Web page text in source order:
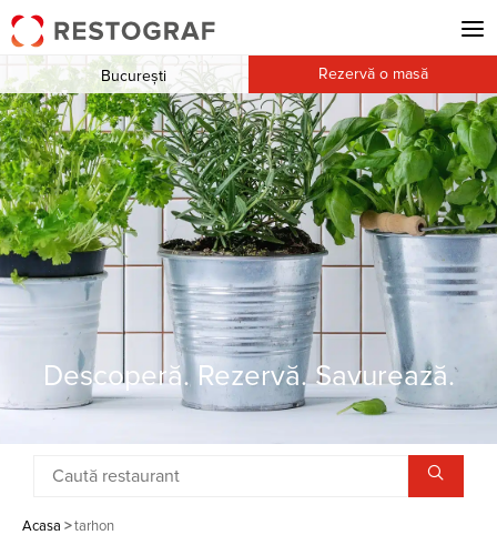
Descoperă. Rezervă. Savurează.
București Rezervă o masă
Acasa >tarhon